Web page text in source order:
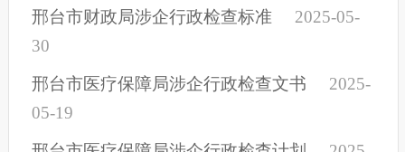
邢台市财政局涉企行政检查标准
2025-05-
30
邢台市医疗保障局涉企行政检查文书
2025-
05-19